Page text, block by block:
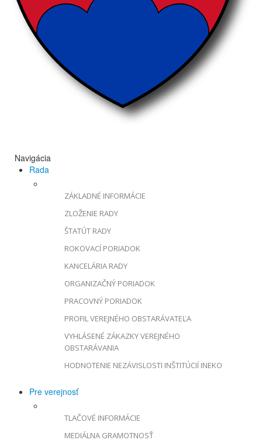
Navigácia
Rada
ZÁKLADNÉ INFORMÁCIE
ZLOŽENIE RADY
ŠTATÚT RADY
ROKOVACÍ PORIADOK
KANCELÁRIA RADY
ORGANIZAČNÝ PORIADOK
PRACOVNÝ PORIADOK
PROFIL VEREJNÉHO OBSTARÁVATEĽA
VYHLÁSENÉ ZÁKAZKY VEREJNÉHO
OBSTARÁVANIA
HODNOTENIE NEZÁVISLOSTI INŠTITÚCIÍ INEKO
Pre verejnosť
TLAČOVÉ INFORMÁCIE
MEDIÁLNA GRAMOTNOSŤ